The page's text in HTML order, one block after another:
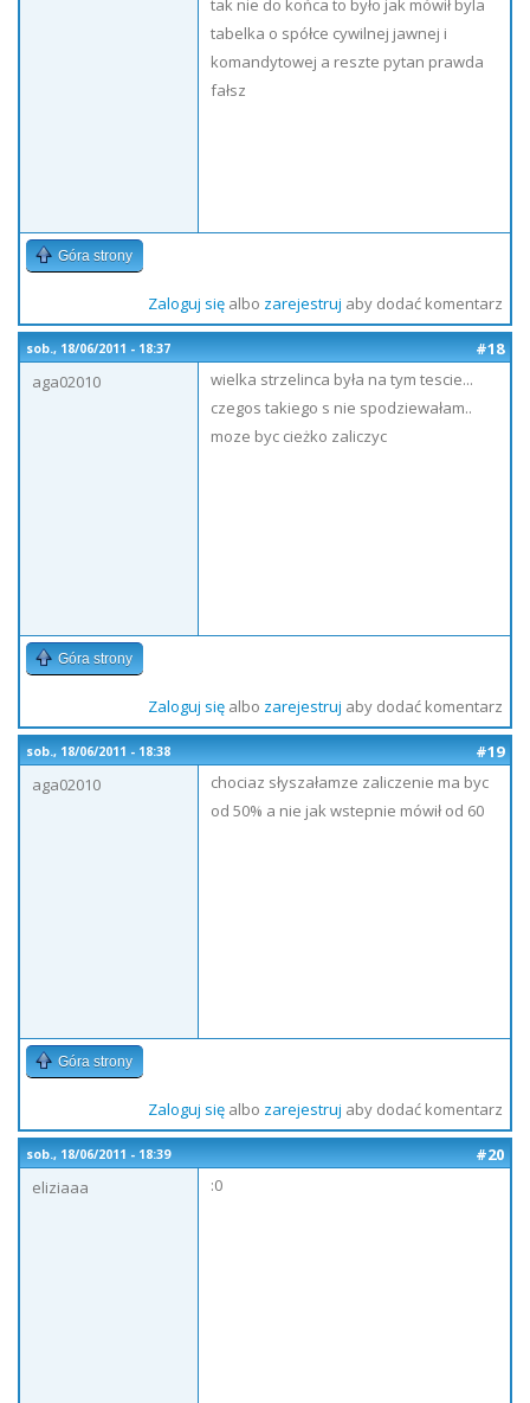
tak nie do końca to było jak mówił byla
tabelka o spółce cywilnej jawnej i
komandytowej a reszte pytan prawda
fałsz
Góra strony
Zaloguj sięalbo zarejestruj aby dodać komentarz
sob., 18/06/2011 - 18:37
#18
aga02010
wielka strzelinca była na tym tescie...
czegos takiego s nie spodziewałam..
moze byc cieżko zaliczyc
Góra strony
Zaloguj sięalbo zarejestruj aby dodać komentarz
sob., 18/06/2011 - 18:38
#19
aga02010
chociaz słyszałamze zaliczenie ma byc
od 50% a nie jak wstepnie mówił od 60
Góra strony
Zaloguj sięalbo zarejestruj aby dodać komentarz
sob., 18/06/2011 - 18:39
#20
eliziaaa
:0